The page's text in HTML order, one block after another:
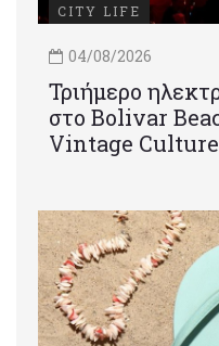
CITY LIFE
04/08/2026
Τριήμερο
στο Bolivar
Vintage